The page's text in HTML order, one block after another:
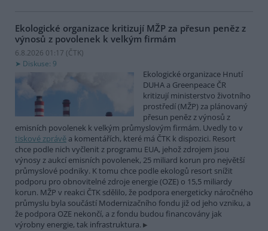
Ekologické organizace kritizují MŽP za přesun peněz z
výnosů z povolenek k velkým firmám
6.8.2026 01:17 (ČTK)
Diskuse: 9
Ekologické organizace Hnutí
DUHA a Greenpeace ČR
kritizují ministerstvo životního
prostředí (MŽP) za plánovaný
přesun peněz z výnosů z
emisních povolenek k velkým průmyslovým firmám. Uvedly to v
tiskové zprávě a komentářích, které má ČTK k dispozici. Resort
chce podle nich vyčlenit z programu EUA, jehož zdrojem jsou
výnosy z aukcí emisních povolenek, 25 miliard korun pro největší
průmyslové podniky. K tomu chce podle ekologů resort snížit
podporu pro obnovitelné zdroje energie (OZE) o 15,5 miliardy
korun. MŽP v reakci ČTK sdělilo, že podpora energeticky náročného
průmyslu byla součástí Modernizačního fondu již od jeho vzniku, a
že podpora OZE nekončí, a z fondu budou financovány jak
výrobny energie, tak infrastruktura.